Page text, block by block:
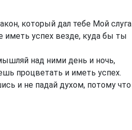
который дал тебе Мой слуга
иметь успех везде, куда бы ты
над ними день и ночь,
процветать и иметь успех.
и не падай духом, потому что